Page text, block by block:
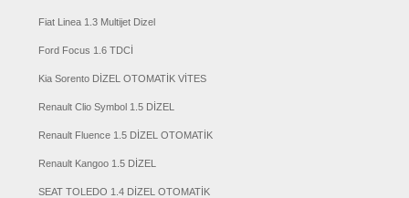
Fiat Linea 1.3 Multijet Dizel
Ford Focus 1.6 TDCİ
Kia Sorento DİZEL OTOMATİK VİTES
Renault Clio Symbol 1.5 DİZEL
Renault Fluence 1.5 DİZEL OTOMATİK
Renault Kangoo 1.5 DİZEL
SEAT TOLEDO 1.4 DİZEL OTOMATİK